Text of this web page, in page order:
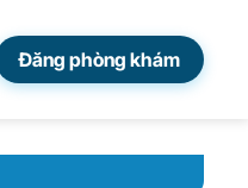
Đăng phòng khám